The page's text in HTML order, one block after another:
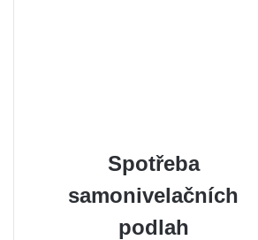
Spotřeba
samonivelačních
podlah